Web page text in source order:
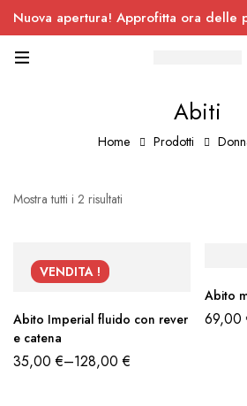
Nuova apertura! Approfitta ora delle
Abiti
Home Prodotti
Mostra tutti i 2 risultati
VENDITA !
Abito Imperial fluido con rever
e catena
35,00€–128,00€
Abito
69,00